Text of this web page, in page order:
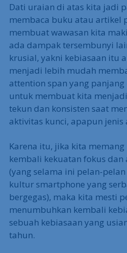
Dati uraian di atas kita jadi
membaca buku atau artikel
membuat wawasan kita
ada dampak tersembunyi
krusial, yakni kebiasaan itu
menjadi lebih mudah
attention span yang panjang
untuk membuat kita
tekun dan konsisten saat
aktivitas kunci, apapun jenis
Karena itu, jika kita
kembali kekuatan fokus dan
(yang selama ini pelan-
kultur smartphone yang
bergegas), maka kita mesti
menumbuhkan kembali
sebuah kebiasaan yang
tahun.